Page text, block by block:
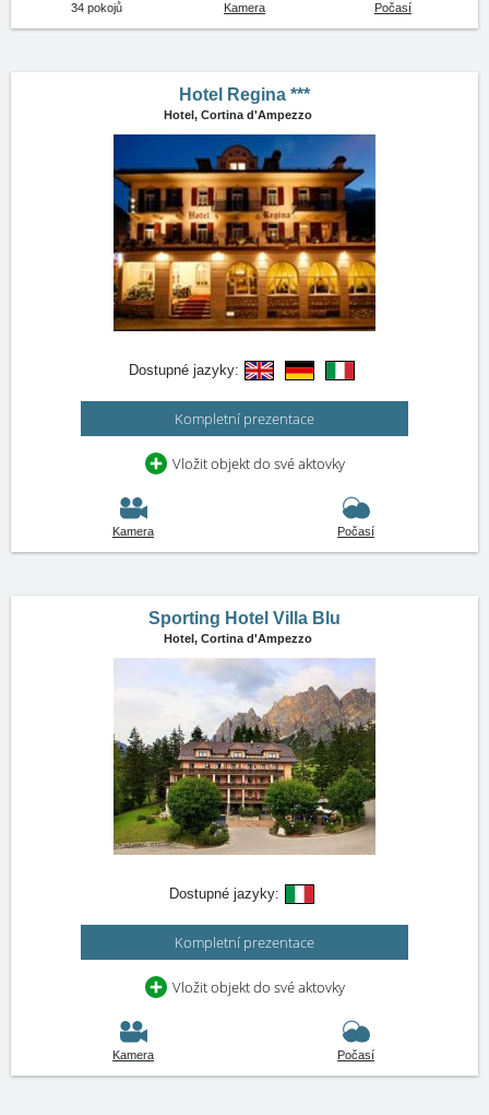
34 pokojů Kamera Počasí
Hotel Regina ***
Hotel, Cortina d'Ampezzo
Dostupné jazyky:
Kompletní prezentace
Vložit objekt do své aktovky
Kamera Počasí
Sporting Hotel Villa Blu
Hotel, Cortina d'Ampezzo
Dostupné jazyky:
Kompletní prezentace
Vložit objekt do své aktovky
Kamera Počasí